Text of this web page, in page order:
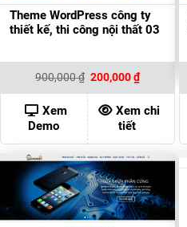
Theme WordPress công ty
thiết kế, thi công nội thất 03
900,000₫ Giá
là:
900,000 ₫.
200,000₫Giá
hiện
tại
là:
200,000 ₫.
Xem
Demo
Xem chi
tiết